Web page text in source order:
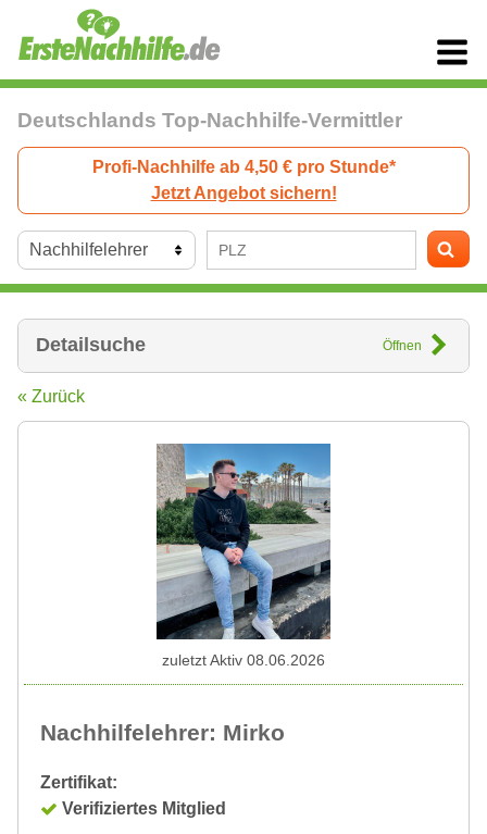
Deutschlands Top-Nachhilfe-Vermittler
Profi-Nachhilfe ab 4,50 € pro Stunde*
Jetzt Angebot sichern!
Detailsuche Öffnen
« Zurück
Nachhilfelehrer: Mirko
Zertifikat:
Verifiziertes Mitglied
zuletzt Aktiv 08.06.2026